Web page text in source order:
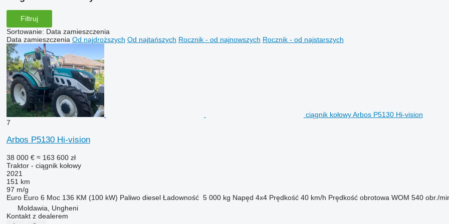
Filtruj
Sortowanie: Data zamieszczenia
Data zamieszczenia Od najdroższych Od najtańszych Rocznik - od najnowszych Rocznik - od najstarszych
ciągnik kołowy Arbos P5130 Hi-vision
7
Arbos P5130 Hi-vision
38 000 € ≈ 163 600 zł
Traktor - ciągnik kołowy
2021
151 km
97 m/g
Euro Euro 6 Moc 136 KM (100 kW) Paliwo diesel Ładowność 5 000 kg Napęd 4x4 Prędkość 40 km/h Prędkość obrotowa WOM 540 obr./
Moldawia, Ungheni
Kontakt z dealerem